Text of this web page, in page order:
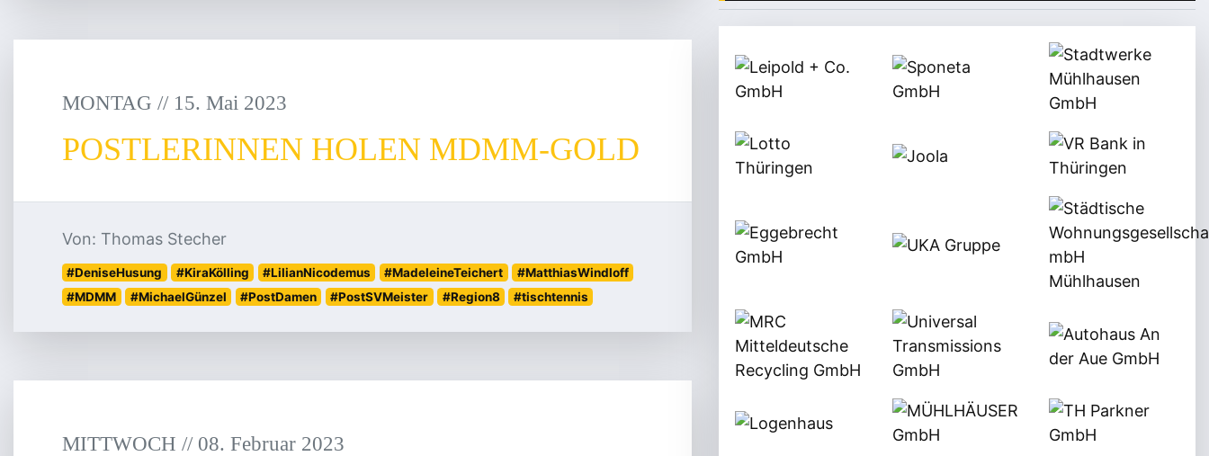
MONTAG // 15. Mai 2023
POSTLERINNEN HOLEN MDMM-GOLD
Von: Thomas Stecher
#DeniseHusung #KiraKölling #LilianNicodemus #MadeleineTeichert
#MatthiasWindloff
#MDMM
#MichaelGünzel #PostDamen #PostSVMeister #Region8 #tischtennis
MITTWOCH // 08. Februar 2023